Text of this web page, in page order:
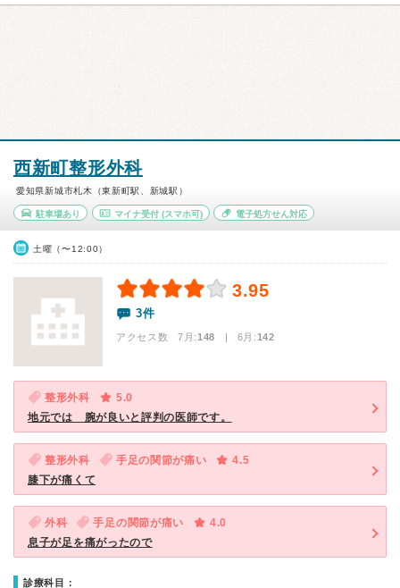
西新町整形外科
愛知県新城市札木（東新町駅、新城駅）
駐車場あり マイナ受付(スマホ可) 電子処方せん対応
土曜（〜12:00）
3.95
3件
アクセス数 7月:148 | 6月:142
整形外科
5.0
地元では 腕が良いと評判の医師です。
整形外科 手足の関節が痛い
4.5
膝下が痛くて
外科 手足の関節が痛い
4.0
息子が足を痛がったので
診療科目：